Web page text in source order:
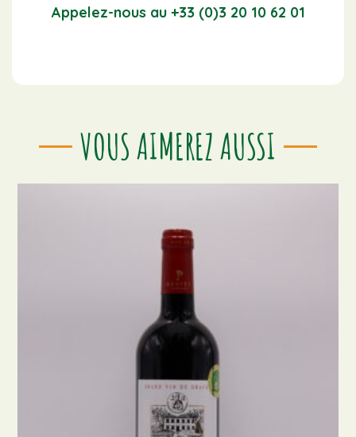
Appelez-nous au +33 (0)3 20 10 62 01
VOUS AIMEREZ AUSSI